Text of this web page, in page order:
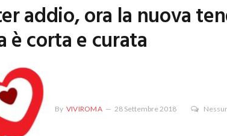
addio, ora la nuova
è corta e curata
By VIVIROMA 28 Settembre 2018